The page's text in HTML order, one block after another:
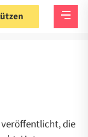
veröffentlicht, die